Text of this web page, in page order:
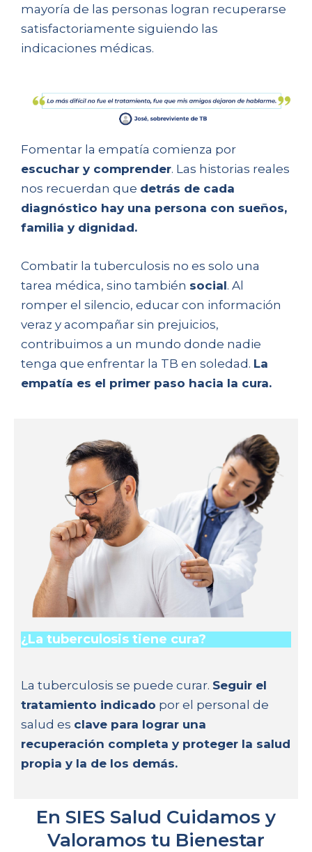
mayoría de las personas logran recuperarse
satisfactoriamente siguiendo las
indicaciones médicas.
Fomentar la empatía comienza por
escuchar y comprender. Las historias reales
nos recuerdan que detrás de cada
diagnóstico hay una persona con sueños,
familia y dignidad.
Combatir la tuberculosis no es solo una
tarea médica, sino también social. Al
romper el silencio, educar con información
veraz y acompañar sin prejuicios,
contribuimos a un mundo donde nadie
tenga que enfrentar la TB en soledad. La
empatía es el primer paso hacia la cura.
¿La tuberculosis tiene cura?
La tuberculosis se puede curar. Seguir el
tratamiento indicado por el personal de
salud es clave para lograr una
recuperación completa y proteger la salud
propia y la de los demás.
En SIES Salud Cuidamos y
Valoramos tu Bienestar